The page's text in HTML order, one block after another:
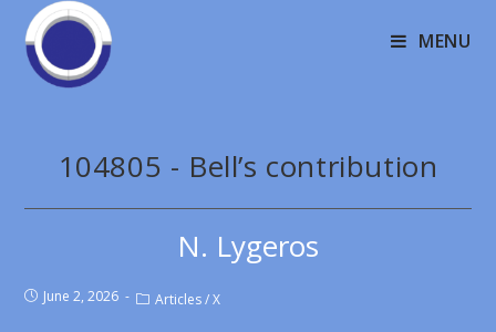
MENU
104805 - Bell’s contribution
N. Lygeros
June 2, 2026 Articles / X